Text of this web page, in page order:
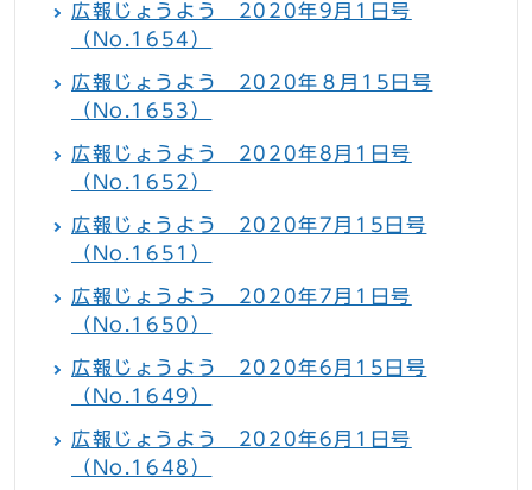
広報じょうよう 2020年9月1日号
（No.1654）
広報じょうよう 2020年８月15日号
（No.1653）
広報じょうよう 2020年8月1日号
（No.1652）
広報じょうよう 2020年7月15日号
（No.1651）
広報じょうよう 2020年7月1日号
（No.1650）
広報じょうよう 2020年6月15日号
（No.1649）
広報じょうよう 2020年6月1日号
（No.1648）